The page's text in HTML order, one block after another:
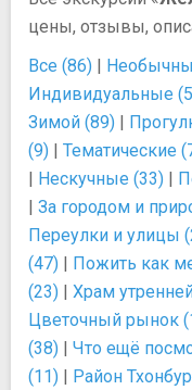
цены, отзывы,
Все (86) |
Индивидуальные
Зимой (89) |
(9) | Тематические
| Нескучные (33) |
| За городом и
Переулки и улицы
(47) | Пожить как
(23) | Храм
Цветочный рынок
(38) | Что ещё
(11) | Район